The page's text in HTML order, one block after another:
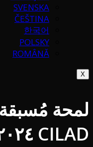
SVENSKA
ČEŠTINA
한국어
POLSKY
ROMÂNĂ
X
لمحة
CILAD ٢٠٢٤ – الجزء الثاني